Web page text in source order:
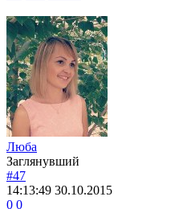
Люба
Заглянувший
#47
14:13:49 30.10.2015
0 0